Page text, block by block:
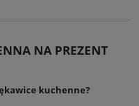
NA PREZENT
kuchenne?